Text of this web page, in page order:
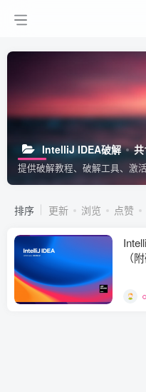
IntelliJ IDEA破解
提供破解教程、破解工具、激
排序 更新 浏览 点赞
（